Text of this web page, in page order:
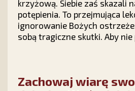
krzyżową. Siebie zaś skazali
potępienia. To przejmująca
ignorowanie Bożych
sobą tragiczne skutki. Aby
warto sięgnąć po wyjątkową
Zachowaj wiarę